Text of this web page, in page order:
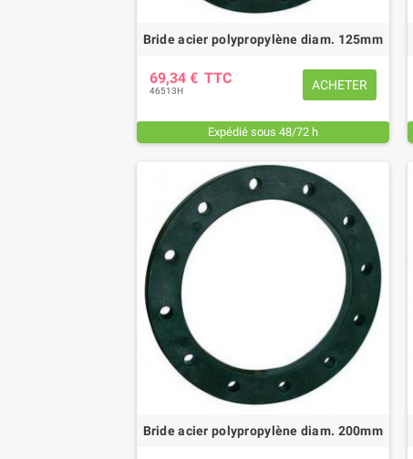
Bride acier polypropylène diam. 125mm
69,34 € TTC
46513H ACHETER
Expédié sous 48/72 h
Bride acier polypropylène diam. 200mm